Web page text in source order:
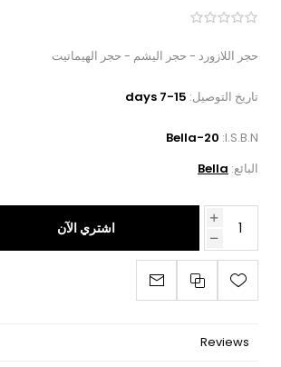
حجر اللازورد - حجر اليشم - حجر الهيماتيت
تاريخ التوصيل: 7-15 days
I.S.B.N:
Bella-20
البائع: Bella
اشتري الآن
Reviews